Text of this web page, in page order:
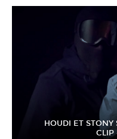
HOUDI ET STONY
CLIP